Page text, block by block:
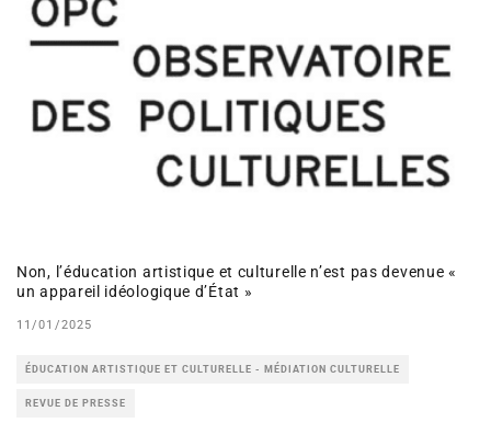
Non, l’éducation artistique et culturelle n’est pas devenue «
un appareil idéologique d’État »
11/01/2025
ÉDUCATION ARTISTIQUE ET CULTURELLE - MÉDIATION CULTURELLE
REVUE DE PRESSE